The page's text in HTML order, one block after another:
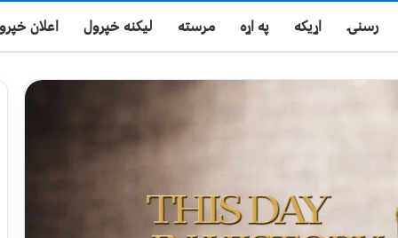
رسنۍ اړیکه په اړه مرسته لیکنه خپرول اعلان